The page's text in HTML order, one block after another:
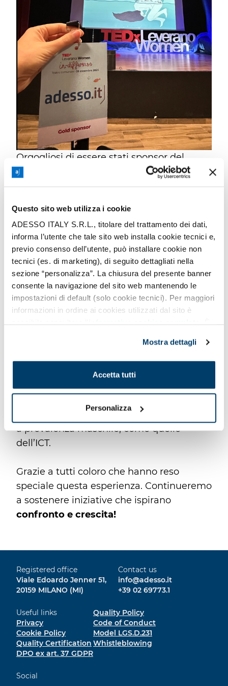
Questo sito web utilizza i cookie
ADESSO ITALY S.R.L., titolare del trattamento dei dati,
informa l’utente che tale sito web installa cookie tecnici e,
previo consenso dell’utente, può installare cookie non
tecnici (es. di marketing), di seguito dettagliati nella
sezione “personalizza”. La chiusura del presente banner
consente la navigazione del sito web mantenendo le
impostazioni di default (solo cookie tecnici). Per maggiori
informazioni in ordine ai cookies utilizzati dal sito è
seguito mediante il pulsante presente a sinistra in basso,
della pagina web.
Mostra dettagli
Accetta tutti
Personalizza
Orgogliosi di essere stati sponsor del
hashtag
TEDxLeveranoWomen!
evento che ha portato al centro
dell’attenzione il tema delle“In-
differenze” , esplorando ilgender gape il
fenomeno dell’indifferenza sociale
attraverso interventi ricchi di spunti e
riflessioni.
La nostra partecipazioneè stata
realtà
cambiamento concreto.
Anche noi stiamo contribuendo
in un settore tradizionalmente
a prevalenza maschile, come quello
dell’ICT.
Grazie a tutti coloro che hanno reso
speciale questa esperienza. Continueremo
a sostenere iniziative che ispirano
confronto e crescita!
Registered office
Viale Edoardo Jenner 51,
20159 MILANO (MI)
Contact us
info@adesso.it
+39 02 69773.1
Useful links
Privacy
Cookie Policy
Quality Certification
DPO ex art. 37 GDPR
Quality Policy
Code of Conduct
Model LGS.D.231
Whistleblowing
Social